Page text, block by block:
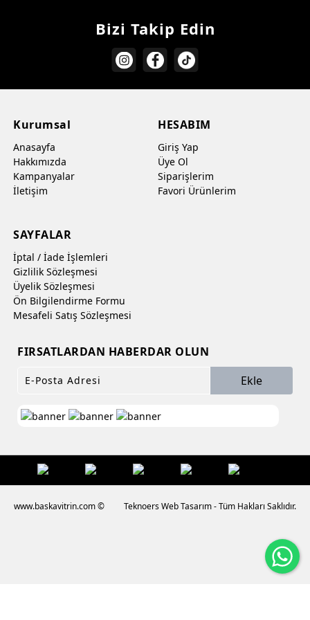
Bizi Takip Edin
Kurumsal
Anasayfa
Hakkımızda
Kampanyalar
İletişim
HESABIM
Giriş Yap
Üye Ol
Siparişlerim
Favori Ürünlerim
SAYFALAR
İptal / İade İşlemleri
Gizlilik Sözleşmesi
Üyelik Sözleşmesi
Ön Bilgilendirme Formu
Mesafeli Satış Sözleşmesi
FIRSATLARDAN HABERDAR OLUN
Ekle
www.baskavitrin.com © Teknoers Web Tasarım - Tüm Hakları Saklıdır.